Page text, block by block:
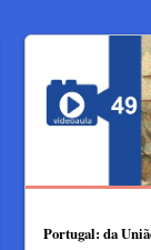
Portugal: da